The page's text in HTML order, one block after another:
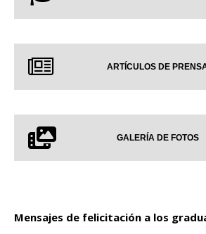
ARTÍCULOS DE
GALERÍA DE FOTOS
Mensajes de felicitación a los